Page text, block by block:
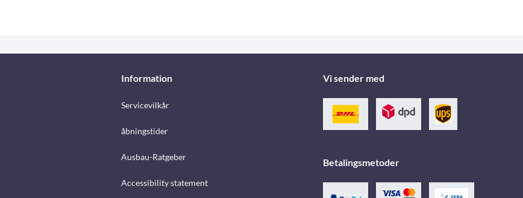
Information
Servicevilkår
åbningstider
Ausbau-Ratgeber
Accessibility statement
Vi sender med
Betalingsmetoder